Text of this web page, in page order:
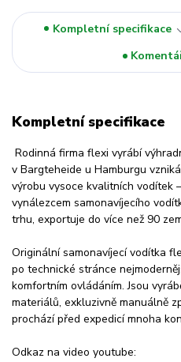
Kompletní specifikace
Kompletní specifikace
Rodinná firma flexi vyrábí
v Bargteheide u Hamburgu
výrobu vysoce kvalitních vodítek
vynálezcem samonavíjecího
trhu, exportuje do více než 90
Originální samonavíjecí vodítka
po technické stránce
komfortním ovládáním. Jsou
materiálů, exkluzivně manuálně
prochází před expedicí mnoha
Odkaz na video youtube: